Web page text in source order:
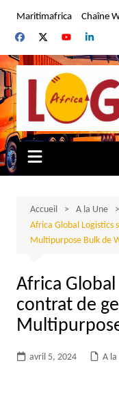
contenu
Maritimafrica Chaîne
Accueil
A la Une
Africa Global Logistics
Multipurpose Bulk de
Africa Global
contrat de
avril 5, 2024 A la